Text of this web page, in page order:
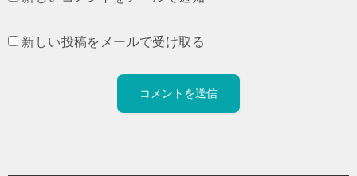
新しい投稿をメールで受け取る